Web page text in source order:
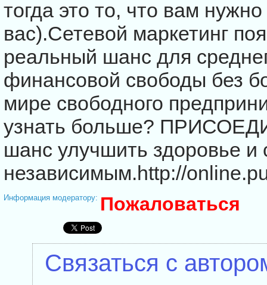
тогда это то, что вам
вас).Сетевой маркетинг
реальный шанс для
финансовой свободы без
мире свободного
узнать больше?
шанс улучшить здоровье и
независимым.http://
Информация модератору: Пожаловаться
Связаться с